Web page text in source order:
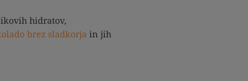
hidratov,
brez sladkorja in jih